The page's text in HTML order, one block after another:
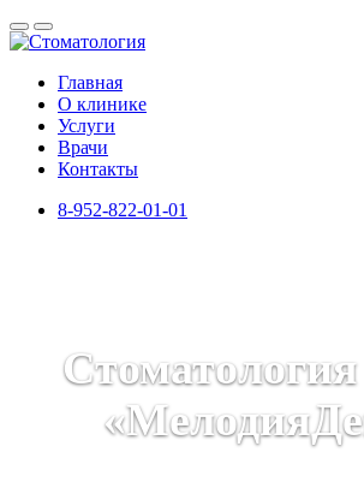
Главная
О клинике
Услуги
Врачи
Контакты
8-952-822-01-01